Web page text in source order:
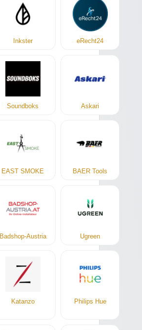
Inkster eRecht24
Soundboks Askari
EAST SMOKE BAER Tools
Badshop-Austria Ugreen
Katanzo Philips Hue